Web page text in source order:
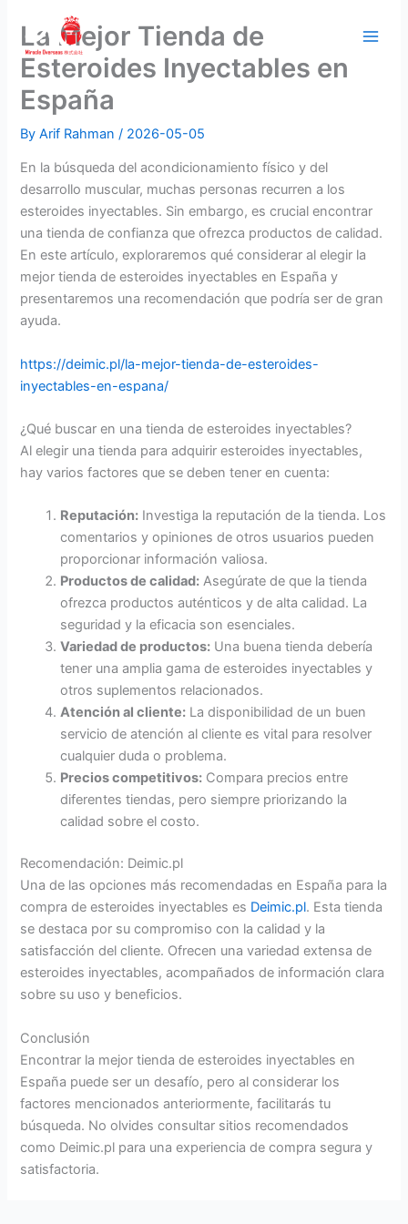
content
La Mejor Tienda de
Esteroides Inyectables en
España
ByArif Rahman/ 2026-05-05
En la búsqueda del acondicionamiento físico y del
desarrollo muscular, muchas personas recurren a los
esteroides inyectables. Sin embargo, es crucial encontrar
una tienda de confianza que ofrezca productos de calidad.
En este artículo, exploraremos qué considerar al elegir la
mejor tienda de esteroides inyectables en España y
presentaremos una recomendación que podría ser de gran
ayuda.
https://deimic.pl/la-mejor-tienda-de-esteroides-
inyectables-en-espana/
¿Qué buscar en una tienda de esteroides inyectables?
Al elegir una tienda para adquirir esteroides inyectables,
hay varios factores que se deben tener en cuenta:
Reputación: Investiga la reputación de la tienda. Los
comentarios y opiniones de otros usuarios pueden
proporcionar información valiosa.
Productos de calidad: Asegúrate de que la tienda
ofrezca productos auténticos y de alta calidad. La
seguridad y la eficacia son esenciales.
Variedad de productos: Una buena tienda debería
tener una amplia gama de esteroides inyectables y
otros suplementos relacionados.
Atención al cliente: La disponibilidad de un buen
servicio de atención al cliente es vital para resolver
cualquier duda o problema.
Precios competitivos: Compara precios entre
diferentes tiendas, pero siempre priorizando la
calidad sobre el costo.
Recomendación: Deimic.pl
Una de las opciones más recomendadas en España para la
compra de esteroides inyectables es Deimic.pl. Esta tienda
se destaca por su compromiso con la calidad y la
satisfacción del cliente. Ofrecen una variedad extensa de
esteroides inyectables, acompañados de información clara
sobre su uso y beneficios.
Conclusión
Encontrar la mejor tienda de esteroides inyectables en
España puede ser un desafío, pero al considerar los
factores mencionados anteriormente, facilitarás tu
búsqueda. No olvides consultar sitios recomendados
como Deimic.pl para una experiencia de compra segura y
satisfactoria.